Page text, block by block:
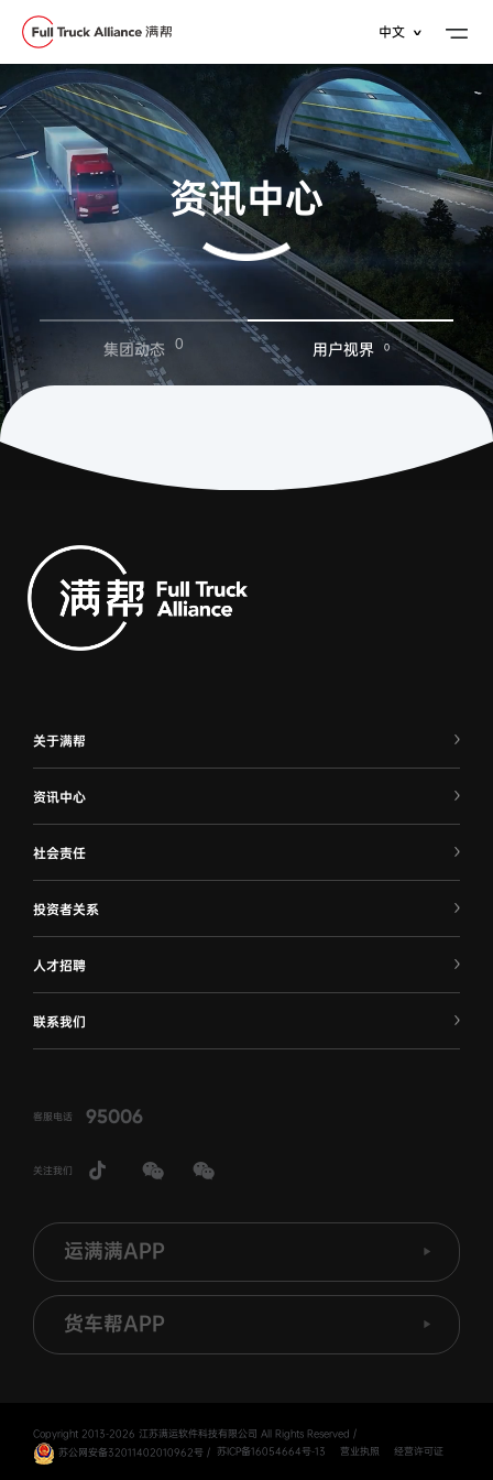
中文 ∨
资讯中心
集团动态 0 用户视界 0
关于满帮
资讯中心
社会责任
投资者关系
人才招聘
联系我们
客服电话 95006
关注我们
运满满APP
货车帮APP
Copyright 2013-2026 江苏满运软件科技有限公司 All Rights Reserved /
苏公网安备32011402010962号 / 苏ICP备16054664号-13 营业执照 经营许可证